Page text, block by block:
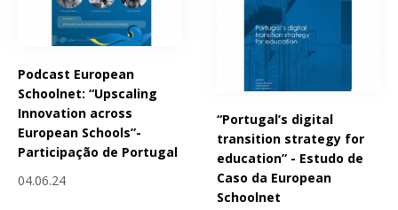
Podcast European
Schoolnet: “Upscaling
Innovation across
European Schools”-
Participação de Portugal
04.06.24
“Portugal’s digital
transition strategy for
education” - Estudo de
Caso da European
Schoolnet